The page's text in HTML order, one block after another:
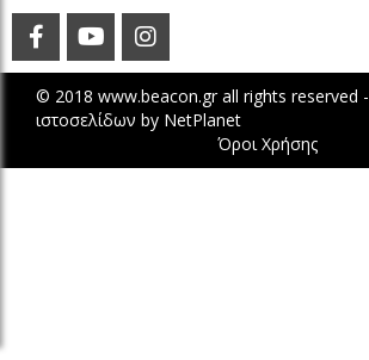
© 2018 www.beacon.gr all rights reserved -
ιστοσελίδων by NetPlanet
Όροι Χρήσης